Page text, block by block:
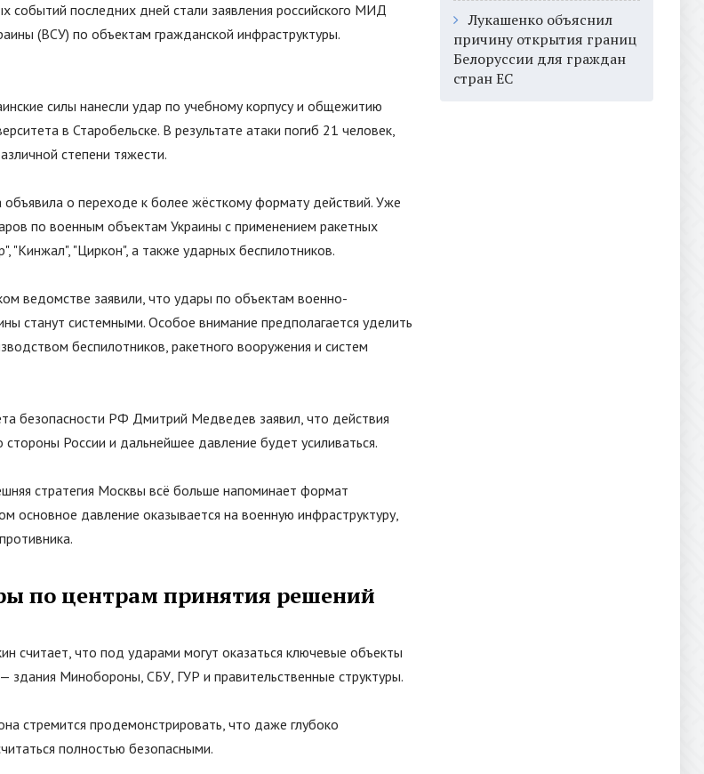
последних дней стали заявления российского МИД
(ВСУ) по объектам гражданской инфраструктуры.
силы нанесли удар по учебному корпусу и общежитию
в Старобельске. В результате атаки погиб 21 человек,
степени тяжести.
объявила о переходе к более жёсткому формату действий. Уже
по военным объектам Украины с применением ракетных
"Кинжал", "Циркон", а также ударных беспилотников.
ведомстве заявили, что удары по объектам военно-
станут системными. Особое внимание предполагается уделить
беспилотников, ракетного вооружения и систем
безопасности РФ Дмитрий Медведев заявил, что действия
России и дальнейшее давление будет усиливаться.
стратегия Москвы всё больше напоминает формат
основное давление оказывается на военную инфраструктуру,
по центрам принятия решений
считает, что под ударами могут оказаться ключевые объекты
здания Минобороны, СБУ, ГУР и правительственные структуры.
стремится продемонстрировать, что даже глубоко
полностью безопасными.
Лукашенко объяснил
причину открытия границ
Белоруссии для граждан
стран ЕС